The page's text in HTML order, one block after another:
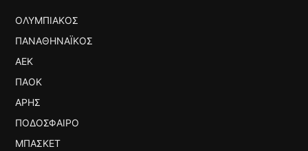
ΟΛΥΜΠΙΑΚΌΣ
ΠΑΝΑΘΗΝΑΪΚΌΣ
ΑΕΚ
ΠΑΟΚ
ΆΡΗΣ
ΠΟΔΌΣΦΑΙΡΟ
ΜΠΆΣΚΕΤ